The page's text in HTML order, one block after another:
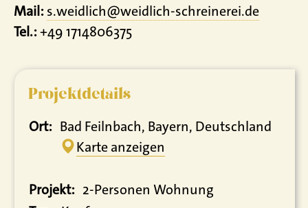
Mail:s.weidlich@weidlich-schreinerei.de
Tel.:+49 1714806375
Projektdetails
Ort: Bad Feilnbach, Bayern, Deutschland
Karte anzeigen
Projekt: 2-Personen Wohnung